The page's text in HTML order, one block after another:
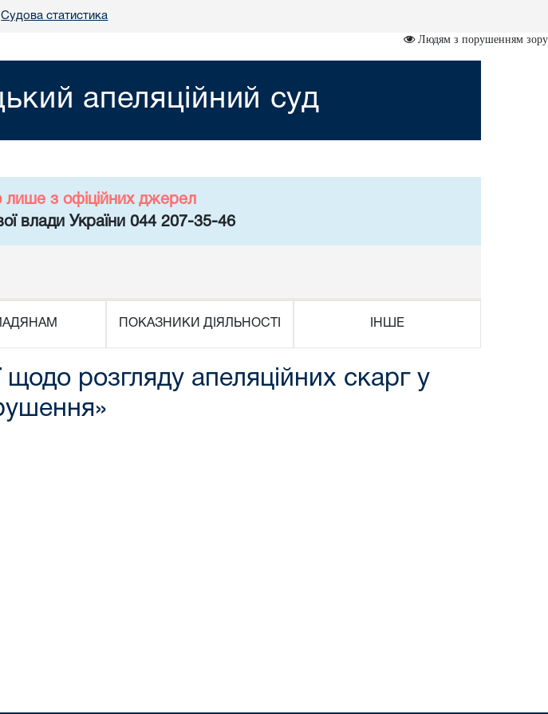
Судова статистика
Людям з порушенням зору
апеляційний суд
з офіційних джерел
влади України 044 207-35-46
ПОКАЗНИКИ ДІЯЛЬНОСТІ ІНШЕ
щодо розгляду апеляційних скарг у